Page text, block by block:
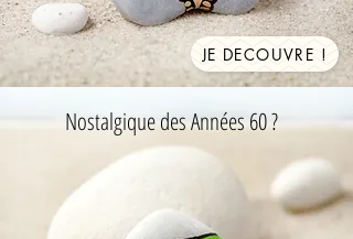
Nostalgique des Années 60 ?
JE DECOUVRE !